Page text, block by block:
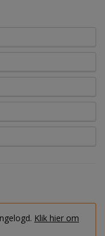
Klik hier om